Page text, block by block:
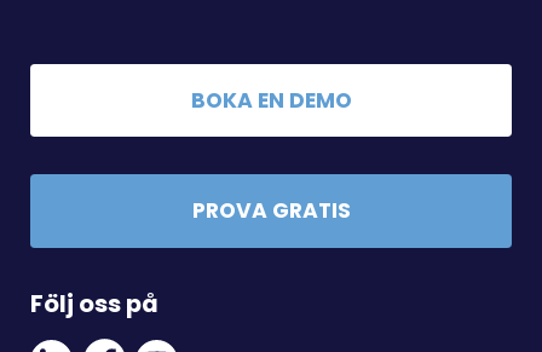
BOKA EN DEMO
PROVA GRATIS
Följ oss på
Linkedin
FacebookYoutube